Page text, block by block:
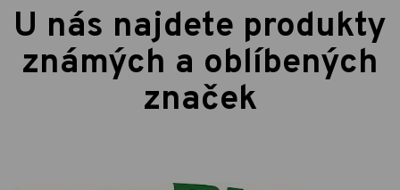
U nás najdete produkty
známých a oblíbených
značek